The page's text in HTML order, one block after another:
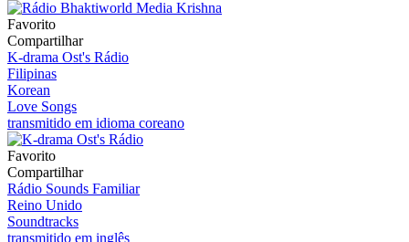
Favorito
Compartilhar
K-drama Ost's Rádio
Filipinas
Korean
Love Songs
transmitido em idioma coreano
Favorito
Compartilhar
Rádio Sounds Familiar
Reino Unido
Soundtracks
transmitido em inglês